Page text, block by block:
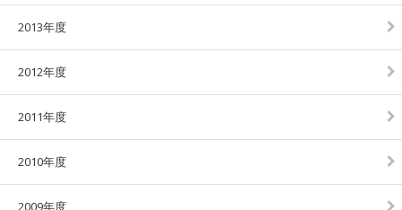
2013年度
2012年度
2011年度
2010年度
2009年度